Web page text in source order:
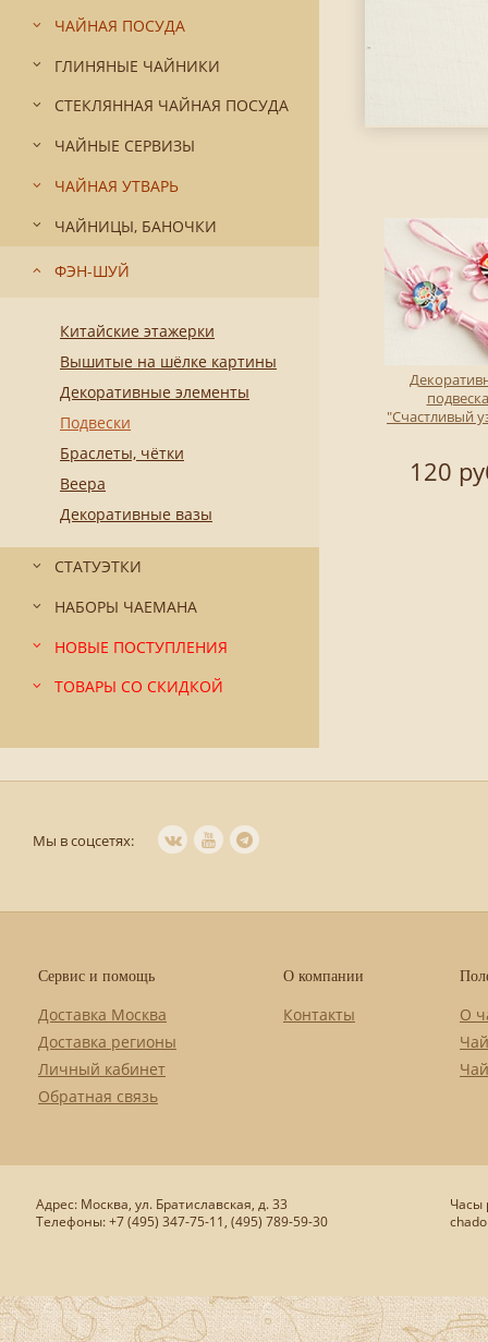
ЧАЙНАЯ ПОСУДА
ГЛИНЯНЫЕ ЧАЙНИКИ
СТЕКЛЯННАЯ ЧАЙНАЯ ПОСУДА
ЧАЙНЫЕ СЕРВИЗЫ
ЧАЙНАЯ УТВАРЬ
ЧАЙНИЦЫ, БАНОЧКИ
ФЭН-ШУЙ
Китайские этажерки
Вышитые на шёлке картины
Декоративные элементы
Подвески
Браслеты, чётки
Веера
Декоративные вазы
СТАТУЭТКИ
НАБОРЫ ЧАЕМАНА
НОВЫЕ ПОСТУПЛЕНИЯ
ТОВАРЫ СО СКИДКОЙ
подвеска
"Счастливый
120
Мы в соцсетях:
Сервис и помощь
Доставка Москва
Доставка регионы
Личный кабинет
Обратная связь
О компании
Контакты
О
Адрес: Москва, ул. Братиславская, д. 33
Телефоны: +7 (495) 347-75-11, (495) 789-59-30
Часы